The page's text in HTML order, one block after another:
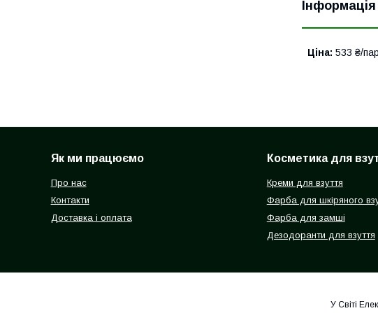
Ціна: 533 ₴/
Як ми працюємо
Про нас
Контакти
Доставка і оплата
Косметика для
Креми для взуття
Фарба для шкіряного
Фарба для замші
Дезодоранти для взуття